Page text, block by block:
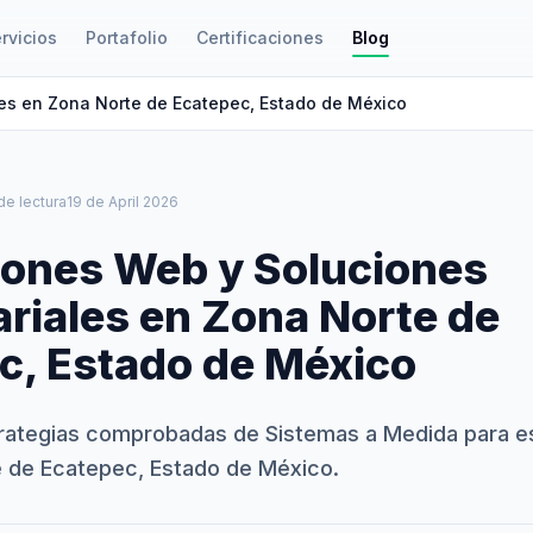
Portafolio Certificaciones Blog
en Zona Norte de Ecatepec, Estado de México
lectura19 de April 2026
Web y Soluciones
en Zona Norte de
Estado de México
comprobadas de Sistemas a Medida para
de Ecatepec, Estado de México.